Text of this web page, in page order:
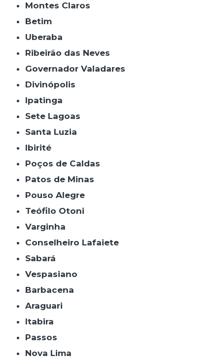
Montes Claros
Betim
Uberaba
Ribeirão das Neves
Governador Valadares
Divinópolis
Ipatinga
Sete Lagoas
Santa Luzia
Ibirité
Poços de Caldas
Patos de Minas
Pouso Alegre
Teófilo Otoni
Varginha
Conselheiro Lafaiete
Sabará
Vespasiano
Barbacena
Araguari
Itabira
Passos
Nova Lima